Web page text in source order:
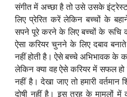
संगीत में अच्छा है तो उसे उसके
लिए प्रेरित करें लेकिन बच्चों के
सपने पूरे करने के लिए बच्चों के रूचि
ऐसा करियर चुनने के लिए दबाव
नहीं होती है। ऐसे बच्चे अभिभावक के
लेकिन क्या वह ऐसे करियर में सफल हो
नहीं है। देखा जाए तो हमारी वर्तमान
दोषी नहीं है। इस तरह के मामलों में